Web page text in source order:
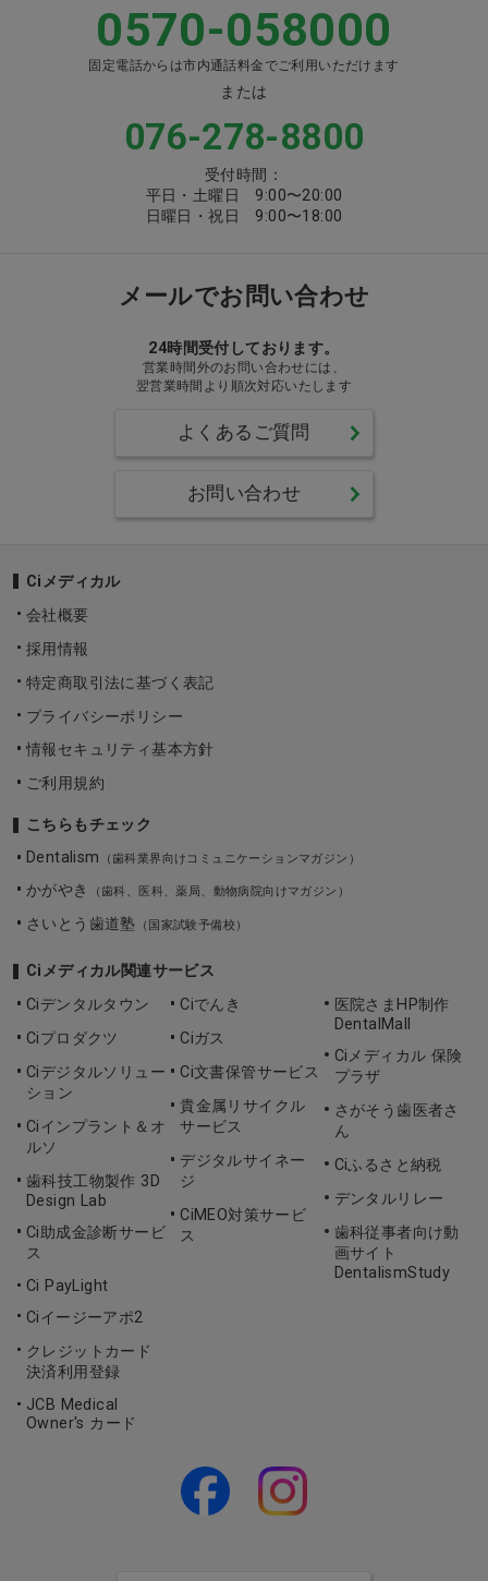
0570-058000
固定電話からは市内通話料金でご利用いただけます
または
076-278-8800
受付時間：
平日・土曜日 9:00〜20:00
日曜日・祝日 9:00〜18:00
メールでお問い合わせ
24時間受付しております。
営業時間外のお問い合わせには、
翌営業時間より順次対応いたします
よくあるご質問
お問い合わせ
Ciメディカル
会社概要
採用情報
特定商取引法に基づく表記
プライバシーポリシー
情報セキュリティ基本方針
ご利用規約
こちらもチェック
Dentalism
（歯科業界向けコミュニケーションマガジン）
かがやき （歯科、医科、薬局、動物病院向けマガジン）
さいとう歯道塾 （国家試験予備校）
Ciメディカル関連サービス
Ciデンタルタウン
Ciプロダクツ
Ciデジタルソリュー
ション
Ciインプラント＆オ
ルソ
歯科技工物製作 3D
Design Lab
Ci助成金診断サービ
ス
Ci PayLight
Ciイージーアポ2
クレジットカード
決済利用登録
JCB Medical
Owner's カード
Ciでんき
Ciガス
Ci文書保管サービス
貴金属リサイクル
サービス
デジタルサイネー
ジ
CiMEO対策サービ
ス
医院さまHP制作
DentalMall
Ciメディカル 保険
プラザ
さがそう歯医者さ
ん
Ciふるさと納税
デンタルリレー
歯科従事者向け動
画サイト
DentalismStudy